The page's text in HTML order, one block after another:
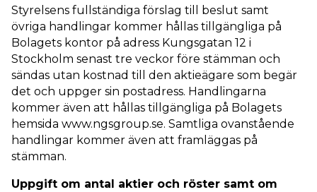
Styrelsens fullständiga förslag till beslut samt
övriga handlingar kommer hållas tillgängliga på
Bolagets kontor på adress Kungsgatan 12 i
Stockholm senast tre veckor före stämman och
sändas utan kostnad till den aktieägare som begär
det och uppger sin postadress. Handlingarna
kommer även att hållas tillgängliga på Bolagets
hemsida www.ngsgroup.se. Samtliga ovanstående
handlingar kommer även att framläggas på
stämman.
Uppgift om antal aktier och röster samt om